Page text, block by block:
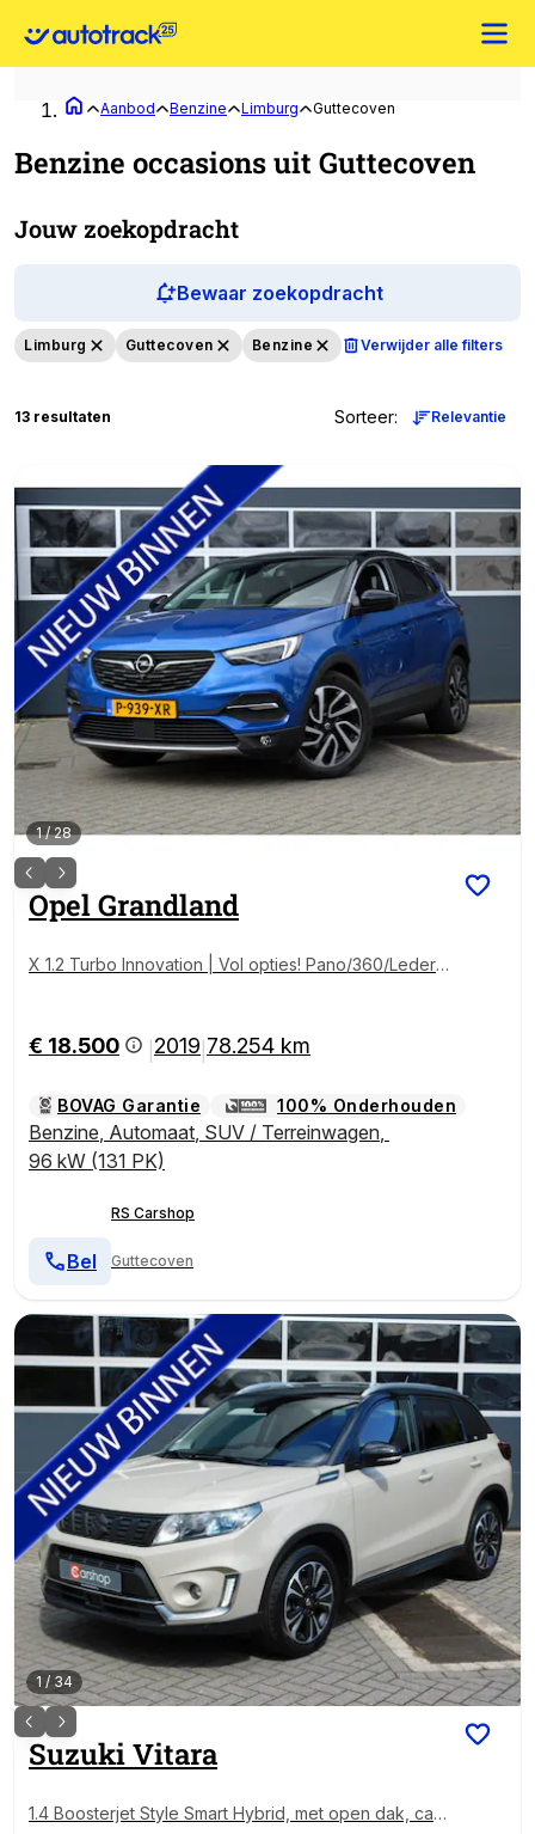
Aanbod Benzine Limburg Guttecoven
Benzine occasions uit Guttecoven
Jouw zoekopdracht
Bewaar zoekopdracht
Limburg Guttecoven Benzine Verwijder alle filters
13 resultaten Sorteer: Relevantie
1/28
OpelGrandland
X 1.2 Turbo Innovation | Vol opties! Pano/360/Leder |
€ 18.500 2019 78.254 km
BOVAG Garantie 100% Onderhouden
Benzine, Automaat, SUV / Terreinwagen,
96 kW (131 PK)
RS Carshop
Guttecoven
Bel
1 / 34
SuzukiVitara
1.4 Boosterjet Style Smart Hybrid, met open dak, car